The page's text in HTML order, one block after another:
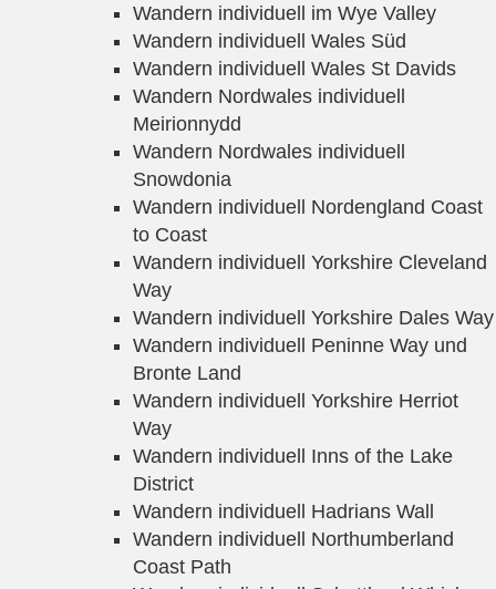
Wandern individuell im Wye Valley
Wandern individuell Wales Süd
Wandern individuell Wales St Davids
Wandern Nordwales individuell
Meirionnydd
Wandern Nordwales individuell
Snowdonia
Wandern individuell Nordengland Coast
to Coast
Wandern individuell Yorkshire Cleveland
Way
Wandern individuell Yorkshire Dales Way
Wandern individuell Peninne Way und
Bronte Land
Wandern individuell Yorkshire Herriot
Way
Wandern individuell Inns of the Lake
District
Wandern individuell Hadrians Wall
Wandern individuell Northumberland
Coast Path